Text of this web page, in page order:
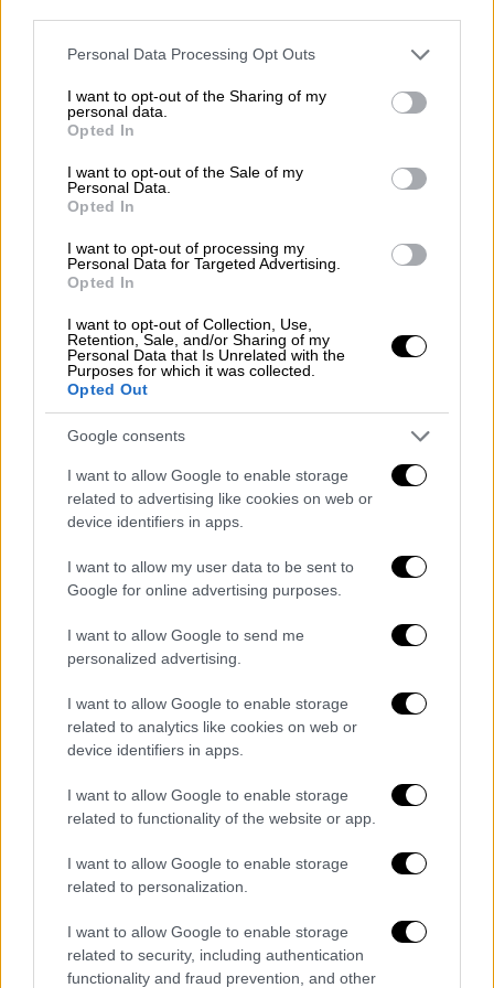
Please note that this website/app uses one or more Google
not limited to your visit or usage behaviour. You may click to
grant or deny consent to Google and its third-party tags to
use your data for below specified purposes in below Google
consent section.
Personal Data Processing Opt Outs
I want to opt-out of the Sharing of my
personal data.
Opted In
I want to opt-out of the Sale of my
Personal Data.
Opted In
I want to opt-out of processing my
Personal Data for Targeted Advertising.
Opted In
I want to opt-out of Collection, Use,
Retention, Sale, and/or Sharing of my
Personal Data that Is Unrelated with the
Purposes for which it was collected.
Opted Out
Google consents
I want to allow Google to enable storage
related to advertising like cookies on web or
device identifiers in apps.
I want to allow my user data to be sent to
Google for online advertising purposes.
I want to allow Google to send me
personalized advertising.
I want to allow Google to enable storage
related to analytics like cookies on web or
device identifiers in apps.
I want to allow Google to enable storage
related to functionality of the website or app.
I want to allow Google to enable storage
related to personalization.
I want to allow Google to enable storage
related to security, including authentication
functionality and fraud prevention, and other
ενδιαφέροντος, καλύπτονται οι δαπάνες
μετακίνησης, διαμονής, η εκτός έδρας
μετακίνηση, εφημερίες και επιπλέον
αποζημίωση 2.100€ το μήνα.
Οι Υγειονομικές Μονάδες που αναζητούν
γιατρούς είναι οι εξής:
Κ.Υ. Τήνου,
Κ.Υ. Ίου,
Κ.Υ. Μήλου,
Π.Π.Ι. Σχοινούσας,
Π.Π.Ι. Κουφονησίου,
Π.Π.Ι. Δονούσας,
Π.Π.Ι. Σερίφου,
Π.Π.Ι. Ανάφης,
Π.Π.Ι. Φολεγάνδρου,
Π.Π.Ι. Σικίνου,
Κ.Υ. Σύμης,
Π.Π.Ι. Λειψών,
Π.Π.Ι. Τήλου,
Π.Π.Ι. Χάλκης,
Οι ενδιαφερόμενοι μπορούν να αποστείλουν
σχετική αίτηση με το χρονικό διάστημα που
επιθυμούν να μετακινηθούν καθώς και την
Υγειονομική Μονάδαπροτίμησης, στην
protokollo@2dype.gov.grέως την Τετάρτη 9
Απριλίου 2025, όπως αναφέρει η πρόσκληση
2ης ΥΠΕ.
Πάντως δεν είναι φυσικά η πρώτη φορά που